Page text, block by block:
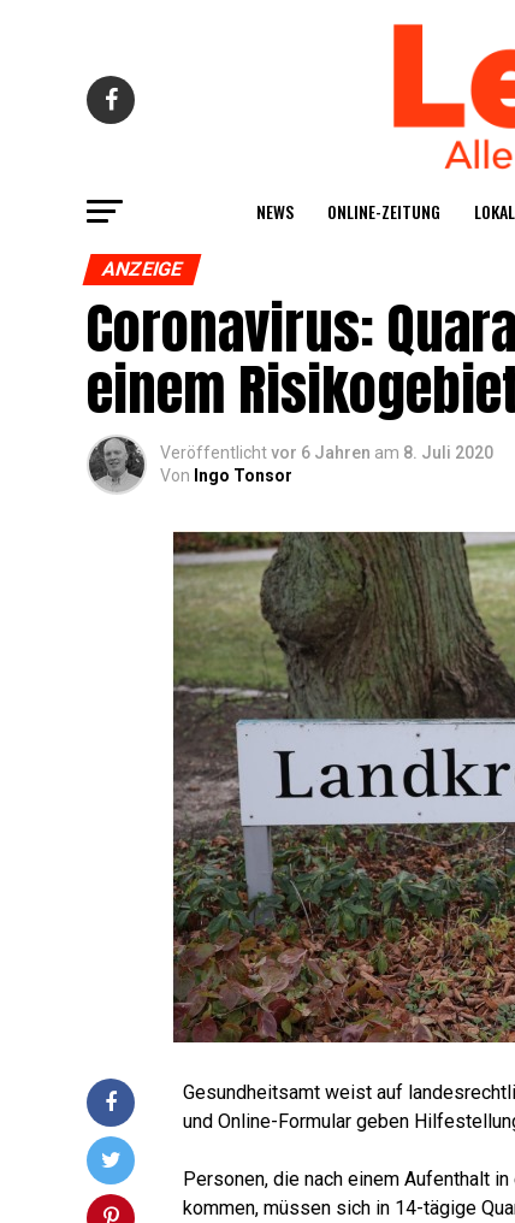
NEWS ONLINE-ZEI­TUNG LOKAL
ANZEIGE
Coro­na­vi­rus:
einem
Veröffentlichtvor 6 Jahren am 8. Juli 2020
Von Ingo Tonsor
Gesund­heits­amt weist auf
und Online-For­mu­lar geben
Per­so­nen, die nach einem Auf­ent­halt
kom­men, müs­sen sich in 14-tägi­ge